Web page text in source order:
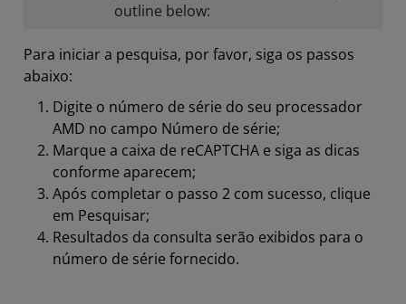
outline below:
Para iniciar a pesquisa, por favor, siga os passos
abaixo:
Digite o número de série do seu processador
AMD no campo Número de série;
Marque a caixa de reCAPTCHA e siga as dicas
conforme aparecem;
Após completar o passo 2 com sucesso, clique
em Pesquisar;
Resultados da consulta serão exibidos para o
número de série fornecido.